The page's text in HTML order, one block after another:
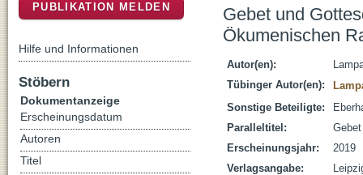
Gebet und
Ökumenischen
Autor(en):
Tübinger Autor(en):
Sonstige Beteiligte:
Paralleltitel:
Erscheinungsjahr:
2019
Verlagsangabe:
PUBLIKATION MELDEN
Hilfe und Informationen
Stöbern
Dokumentanzeige
Erscheinungsdatum
Autoren
Titel